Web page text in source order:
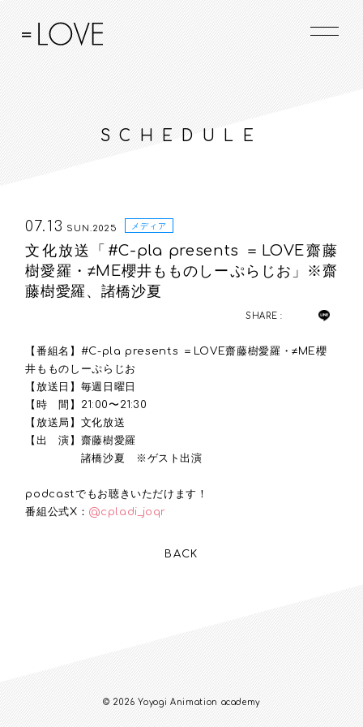
SCHEDULE
07.13 SUN.2025 メディア
文化放送「#C-pla presents ＝LOVE齋藤
樹愛羅・≠ME櫻井もものしーぷらじお」※齋
藤樹愛羅、諸橋沙夏
SHARE :
【番組名】#C-pla presents ＝LOVE齋藤樹愛羅・≠ME櫻
井もものしーぷらじお
【放送日】毎週日曜日
【時 間】21:00〜21:30
【放送局】文化放送
【出 演】齋藤樹愛羅
諸橋沙夏 ※ゲスト出演
podcastでもお聴きいただけます！
番組公式X： @cpladi_joqr
BACK
© 2026 Yoyogi Animation academy